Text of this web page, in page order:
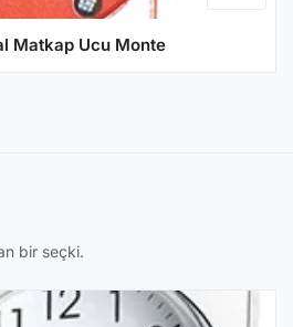
Matkap Ucu Monte
bir seçki.